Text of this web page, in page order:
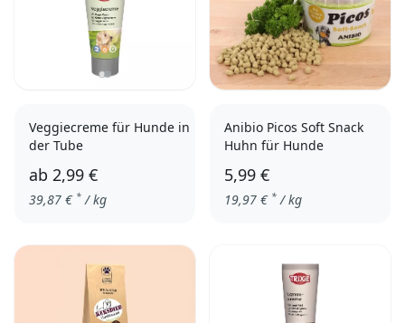
Veggiecreme für Hunde in
der Tube
ab 2,99 €
39,87 € * / kg
Anibio Picos Soft Snack
Huhn für Hunde
5,99 €
19,97 € * / kg